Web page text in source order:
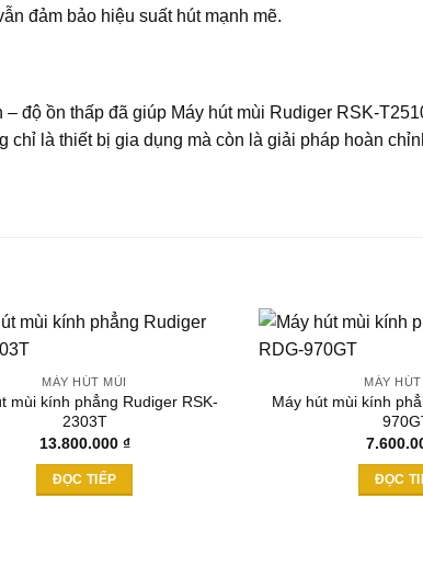
đảm bảo hiệu suất hút mạnh mẽ.
độ ồn thấp đã giúp Máy hút mùi Rudiger RSK-
là thiết bị gia dụng mà còn là giải pháp hoàn
Add to
MÁY HÚT MÙI
mùi kính phẳng Rudiger RSK-
2303T
13.800.000 ₫
ĐỌC TIẾP
MÁY
Máy hút mùi kính
ĐỌC